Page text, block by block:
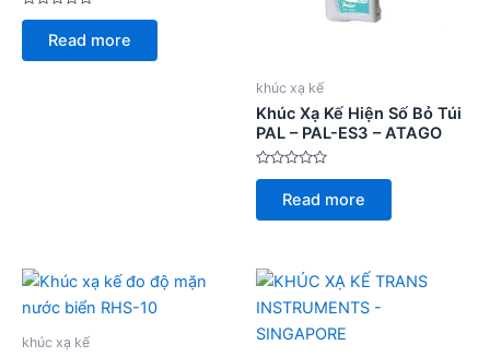
Rated
of
Read more
khúc xạ kế
Khúc Xạ Kế Hiện Số Bỏ Túi
PAL – PAL-ES3 – ATAGO
Rated
of
Read more
khúc xạ kế